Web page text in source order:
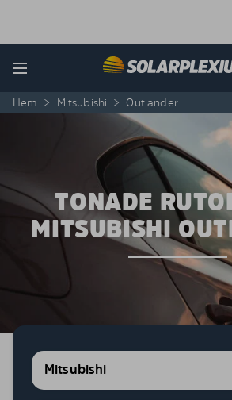
Menu
Hem > Mitsubishi > Outlander
TONADE
MITSUBISHI
Mitsubishi